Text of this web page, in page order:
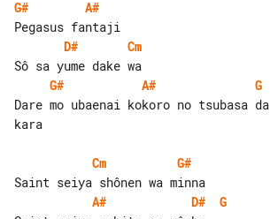
G#
A#
D#
Cm
G#
A#
G
Dare mo ubaenai kokoro no tsubasa da
kara
Cm
G#
A#
D#
G